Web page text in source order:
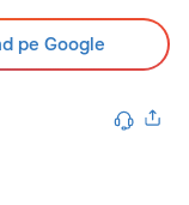
pe Google